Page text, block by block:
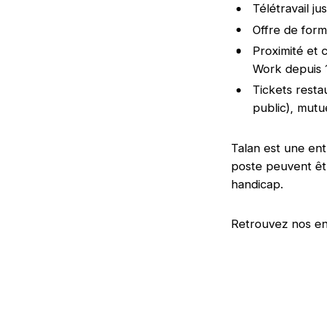
Télétravail
Offre de
Proximité et
Work depuis
Tickets
public),
Talan est une
poste peuvent
handicap.
Retrouvez nos